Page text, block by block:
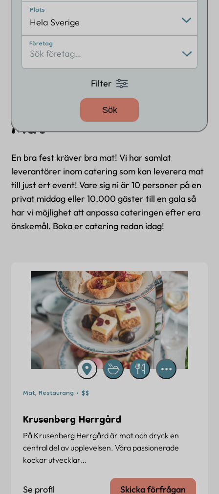
Om oss
Kontakt
Kontakta oss
info@eventtjanster.se
Adress
Sverige
Plats
Hela Sverige
Företag
Sök företag…
Filter
Sök
Mat
En bra fest kräver bra mat! Vi har samlat
leverantörer inom catering som kan leverera mat
till just ert event! Vare sig ni är 10 personer på en
privat middag eller 10.000 gäster till en gala så
har vi möjlighet att anpassa cateringen efter era
önskemål. Boka er catering redan idag!
Mat, Restaurang • $$
Krusenberg Herrgård
På Krusenberg Herrgård är mat och dryck en
central del av upplevelsen. Våra passionerade
kockar utvecklar…
Se profil Skicka förfrågan